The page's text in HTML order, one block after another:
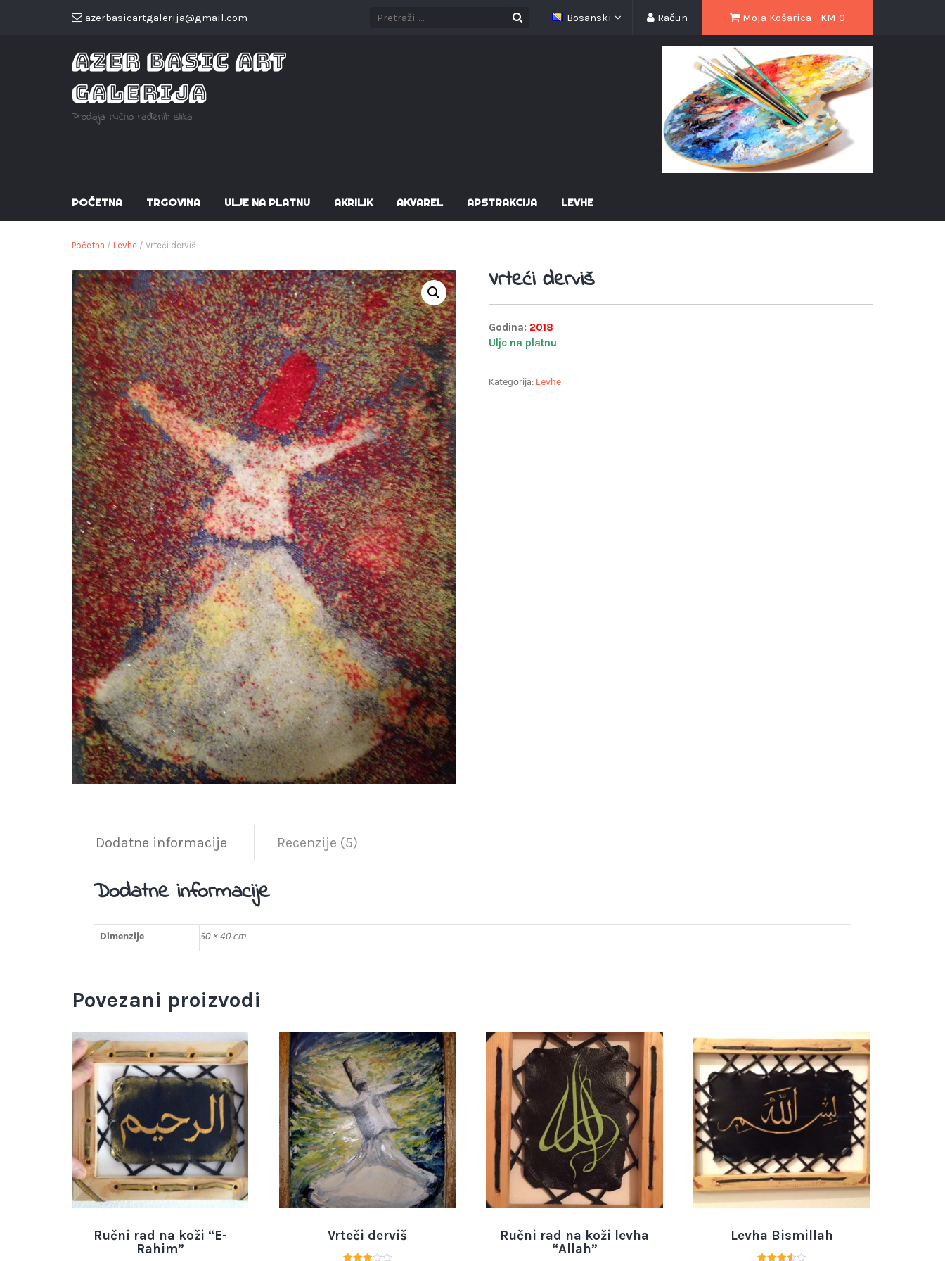
azerbasicartgalerija@gmail.com Moja Košarica - KM 0
Račun
Bosanski
AZER BASIC ART
GALERIJA
Prodaja ručno rađenih slika
POČETNA TRGOVINA ULJE NA PLATNU AKRILIK AKVAREL APSTRAKCIJA LEVHE
Početna / Levhe / Vrteći derviš
Vrteći derviš
Godina: 2018
Ulje na platnu
Kategorija:Levhe
Dodatne informacije Recenzije (5)
Dodatne informacije
Dimenzije 50 × 40 cm
Povezani proizvodi
Ručni rad na koži “E-
Rahim”
Vrteči derviš
Ručni rad na koži levha
“Allah”
Levha Bismillah